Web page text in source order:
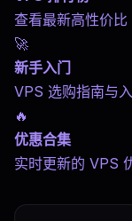
查看最新高性价
🚀
新手入门
VPS 选购指南与
🔥
优惠合集
实时更新的 VPS